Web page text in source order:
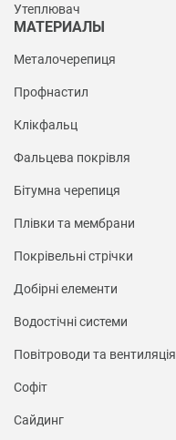
Утеплювач
МАТЕРИАЛЫ
Металочерепиця
Профнастил
Клікфальц
Фальцева покрівля
Бітумна черепиця
Плівки та мембрани
Покрівельні стрічки
Добірні елементи
Водостічні системи
Повітроводи та вентиляція
Софіт
Сайдинг